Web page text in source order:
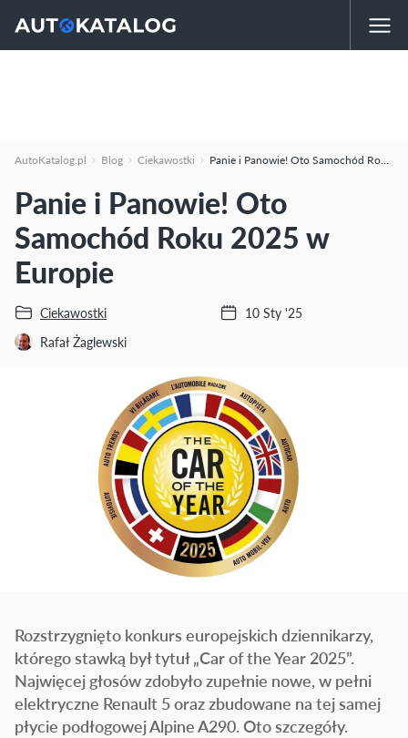
AutoKatalog.pl Blog Ciekawostki Panie i Panowie! Oto Samochód Roku 2025 w Europie
Panie i Panowie! Oto
Samochód Roku 2025 w
Europie
Ciekawostki
Rafał Żaglewski
10 Sty '25
Rozstrzygnięto konkurs europejskich dziennikarzy,
którego stawką był tytuł „Car of the Year 2025”.
Najwięcej głosów zdobyło zupełnie nowe, w pełni
elektryczne Renault 5 oraz zbudowane na tej samej
płycie podłogowej Alpine A290. Oto szczegóły.